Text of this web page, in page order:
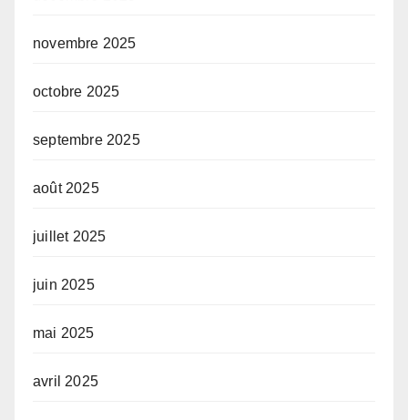
novembre 2025
octobre 2025
septembre 2025
août 2025
juillet 2025
juin 2025
mai 2025
avril 2025